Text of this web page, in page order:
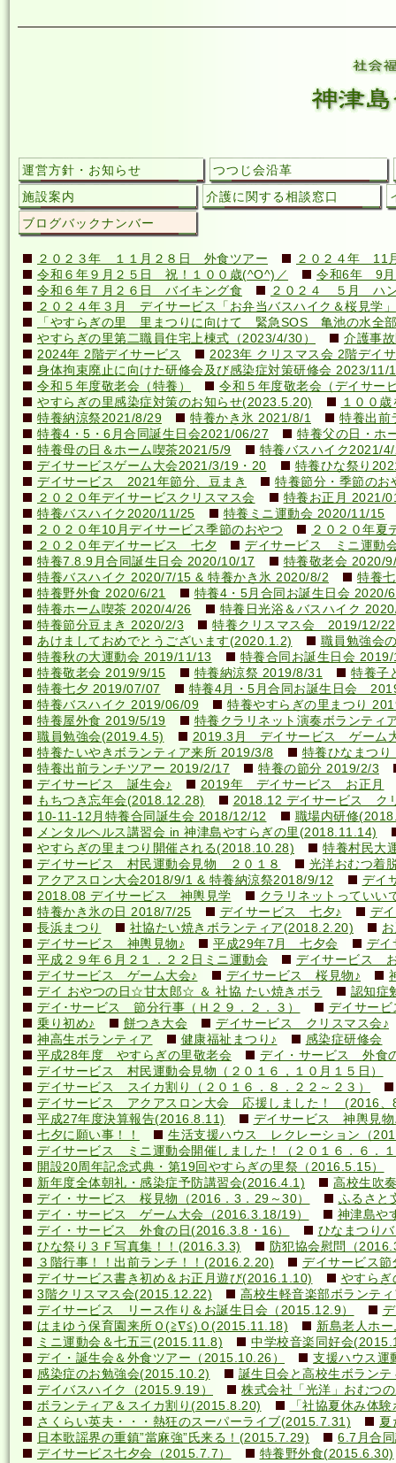
運営方針・お知らせ
つつじ会沿革
施設案内
介護に関する相談窓口
ブログバックナンバー
２０２３年 １１月２８日 外食ツアー
２０２４年 11
令和６年９月２５日 祝！１００歳(^O^)／
令和6年 9
令和６年７月２６日 バイキング食
２０２４ ５月 ハ
２０２４年３月 デイサービス「お弁当バスハイク＆桜見学」
「やすらぎの里 里まつりに向けて 緊急SOS 亀池の水全
やすらぎの里第二職員住宅上棟式（2023/4/30）
介護事
2024年 2階デイサービス
2023年 クリスマス会 2階デイ
身体拘束廃止に向けた研修会及び感染症対策研修会 2023/11/
令和５年度敬老会（特養）
令和５年度敬老会（デイサー
やすらぎの里感染症対策のお知らせ(2023.5.20)
１００
特養納涼祭2021/8/29
特養かき氷 2021/8/1
特養出前
特養4・5・6月合同誕生日会2021/06/27
特養父の日・ホ
特養母の日＆ホーム喫茶2021/5/9
特養バスハイク2021/
デイサービスゲーム大会2021/3/19・20
特養ひな祭り
デイサービス 2021年節分、豆まき
特養節分・季節の
２０２０年デイサービスクリスマス会
特養お正月 2021/
特養バスハイク2020/11/25
特養ミニ運動会 2020/11/15
２０２０年10月デイサービス季節のおやつ
２０２０年夏
２０２０年デイサービス 七夕
デイサービス ミニ運動
特養7.8.9月合同誕生日会 2020/10/17
特養敬老会 2020/
特養バスハイク 2020/7/15 & 特養かき氷 2020/8/2
特養
特養野外食 2020/6/21
特養4・5月合同お誕生日会 2020/
特養ホーム喫茶 2020/4/26
特養日光浴＆バスハイク
特養節分豆まき 2020/2/3
特養クリスマス会 2019/12/22
あけましておめでとうございます(2020.1.2)
職員勉強会
特養秋の大運動会 2019/11/13
特養合同お誕生日会
特養敬老会 2019/9/15
特養納涼祭 2019/8/31
特養子
特養七夕 2019/07/07
特養4月・5月合同お誕生日会
特養バスハイク 2019/06/09
特養やすらぎの里まつり
特養屋外食 2019/5/19
特養クラリネット演奏ボランティ
職員勉強会(2019.4.5)
2019.3月 デイサービス ゲーム
特養たいやきボランティア来所 2019/3/8
特養ひなまつ
特養出前ランチツアー 2019/2/17
特養の節分 2019/2/3
デイサービス 誕生会♪
2019年 デイサービス お正月
もちつき忘年会(2018.12.28)
2018.12 デイサービス ク
10-11-12月特養合同誕生会 2018/12/12
職場内研修
メンタルヘルス講習会 in 神津島やすらぎの里(2018.11.14)
やすらぎの里まつり開催される(2018.10.28)
特養村民大
デイサービス 村民運動会見物 ２０１８
光洋おむつ着
アクアスロン大会2018/9/1 & 特養納涼祭2018/9/12
デイ
2018.08 デイサービス 神輿見学
クラリネットってい
特養かき氷の日 2018/7/25
デイサービス 七夕♪
デ
長浜まつり
社協たい焼きボランティア(2018.2.20)
デイサービス 神輿見物♪
平成29年7月 七夕会
デイ
平成２９年６月２１．２２日ミニ運動会
デイサービス
デイサービス ゲーム大会♪
デイサービス 桜見物♪
デイ おやつの日☆甘太郎☆ ＆ 社協 たい焼きボラ
認知症
デイ･サービス 節分行事（Ｈ２９．２．３）
デイサー
乗り初め♪
餅つき大会
デイサービス クリスマス会♪
神高生ボランティア
健康福祉まつり♪
感染症研修会
平成28年度 やすらぎの里敬老会
デイ・サービス 外食
デイサービス 村民運動会見物（２０１６，１０月１５日）
デイサービス スイカ割り（２０１６．８．２２～２３）
デイサービス アクアスロン大会 応援しました！ (2016、
平成27年度決算報告(2016.8.11)
デイサービス 神輿見物
七夕に願い事！！
生活支援ハウス レクレーション（
デイサービス ミニ運動会開催しました！（２０１６．６．
開設20周年記念式典・第19回やすらぎの里祭（2016.5.15）
新年度全体朝礼・感染症予防講習会(2016.4.1)
高校生吹
デイ・サービス 桜見物（2016．3．29～30）
ふるさと
デイ・サービス ゲーム大会（2016.3.18/19）
神津島や
デイ・サービス 外食の日(2016.3.8・16）
ひなまつり
ひな祭り３Ｆ写真集！！(2016.3.3)
防犯協会慰問（
３階行事！！出前ランチ！！(2016.2.20)
デイサービス
デイサービス書き初め＆お正月遊び(2016.1.10)
やすら
3階クリスマス会(2015.12.22)
高校生軽音楽部ボランテ
デイサービス リース作り＆お誕生日会（2015.12.9）
はまゆう保育園来所Ｏ(≧∇≦)Ｏ(2015.11.18)
新島老人ホ
ミニ運動会＆七五三(2015.11.8)
中学校音楽同好会
デイ・誕生会＆外食ツアー（2015.10.26）
支援ハウス運
感染症のお勉強会(2015.10.2)
誕生日会と高校生ボラン
デイバスハイク（2015.9.19）
株式会社「光洋」おむつ
ボランティア＆スイカ割り(2015.8.20)
「社協夏休み体
さくらい英夫・・・熱狂のスーパーライブ(2015.7.31)
夏
日本歌謡界の重鎮”當麻強”氏来る！(2015.7.29)
6.7月合
デイサービス七夕会（2015.7.7）
特養野外食(2015.6.30)